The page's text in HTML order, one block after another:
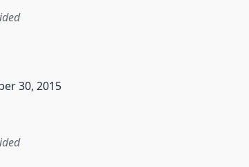
this dataset was first released. It may have
30, 2015